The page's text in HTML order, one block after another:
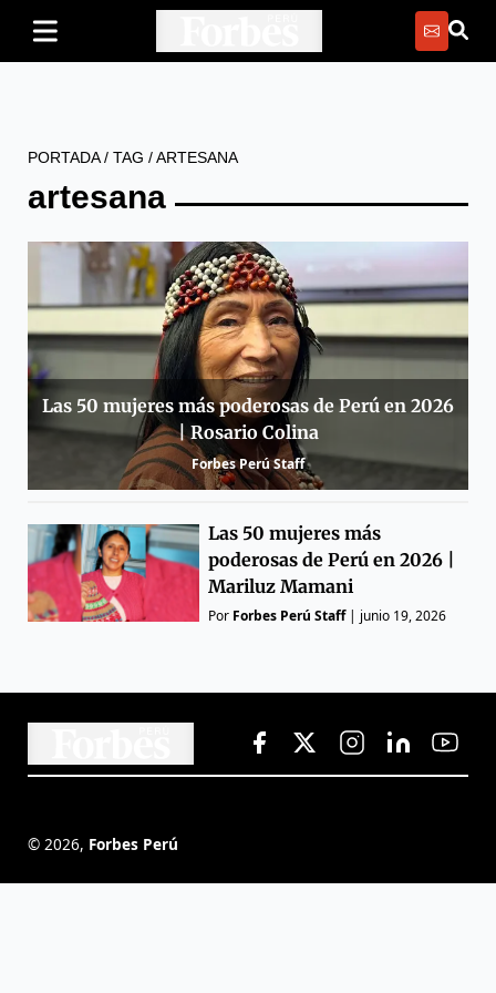
PORTADA/ TAG /ARTESANA
artesana
Las 50 mujeres más poderosas de Perú en 2026
| Rosario Colina
Forbes Perú Staff
Las 50 mujeres más
poderosas de Perú en 2026 |
Mariluz Mamani
Por Forbes Perú Staff| junio 19, 2026
© 2026, Forbes Perú